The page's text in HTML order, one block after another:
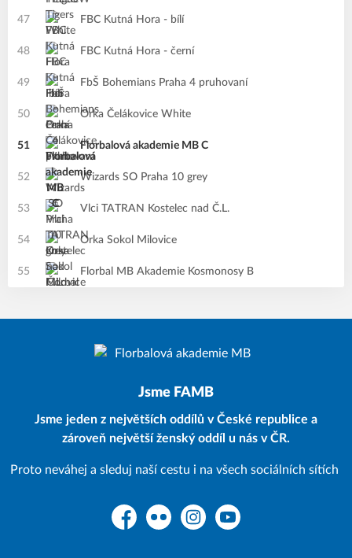
47 FBC Kutná Hora - bílí
48 FBC Kutná Hora - černí
49 FbŠ Bohemians Praha 4 pruhovaní
50 Orka Čelákovice White
51 Florbalová akademie MB C
52 Wizards SO Praha 10 grey
53 Vlci TATRAN Kostelec nad Č.L.
54 Orka Sokol Milovice
55 Florbal MB Akademie Kosmonosy B
Jsme FAMB
Jsme jeden z největších oddílů v České republice a
zároveň největší ženský oddíl u nás v ČR.
Proto neváhej a sleduj naší cestu i na všech sociálních sítích
FacebookFlickr InstagramYouTube